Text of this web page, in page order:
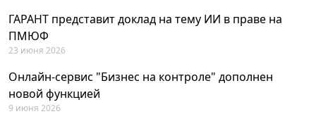
ГАРАНТ представит доклад на тему ИИ в праве на
ПМЮФ
23 июня 2026
Онлайн-сервис "Бизнес на контроле" дополнен
новой функцией
9 июня 2026